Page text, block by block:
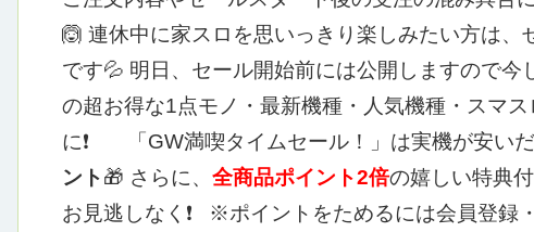
🙆 連休中に家スロを思いっきり楽しみたい方は、
です💦 明日、セール開始前には公開しますので今
の超お得な1点モノ・最新機種・人気機種・スマス
に❗
「GW満喫タイムセール！」は実機が安い
ント🎁 さらに、 全商品ポイント2倍の嬉しい特典
お見逃しなく❗
※ポイントをためるには会員登録